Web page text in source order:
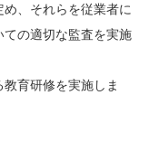
、それらを従業者に
の適切な監査を実施
育研修を実施しま